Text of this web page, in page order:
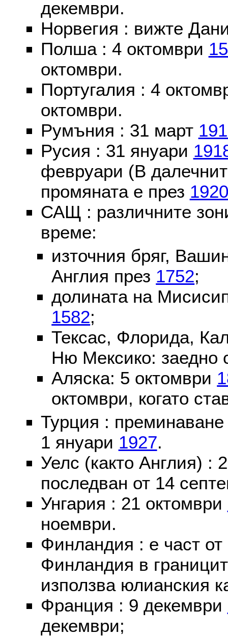
декември.
Норвегия : вижте
Полша : 4 октомври
октомври.
Португалия : 4
октомври.
Румъния : 31 март
Русия : 31 януари
февруари (В
промяната е през 1920
САЩ : различните
време:
източния бряг,
Англия през 1752;
долината на
1582;
Тексас, Флорида,
Ню Мексико: заедно
Аляска: 5 октомври
октомври, когато
Турция :
1 януари 1927.
Уелс (както Англия) :
последван от 14
Унгария : 21 октомври
ноември.
Финландия : е част
Финландия в
използва юлианския
Франция : 9 декември
декември;